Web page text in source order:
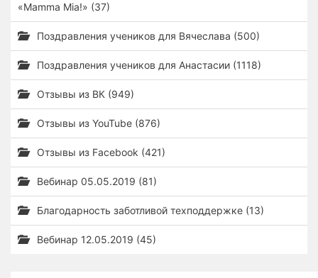
«Mamma Mia!» (37)
Поздравления учеников для Вячеслава (500)
Поздравления учеников для Анастасии (1118)
Отзывы из ВК (949)
Отзывы из YouTube (876)
Отзывы из Facebook (421)
Вебинар 05.05.2019 (81)
Благодарность заботливой техподдержке (13)
Вебинар 12.05.2019 (45)